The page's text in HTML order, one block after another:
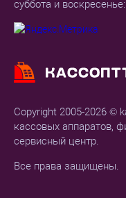
Copyright 2005-2026 ©
кассовых аппаратов,
сервисный центр.
Все права защищены.
суббота и